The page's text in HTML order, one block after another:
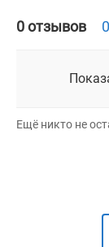
0 отзывов
Ещё никто не